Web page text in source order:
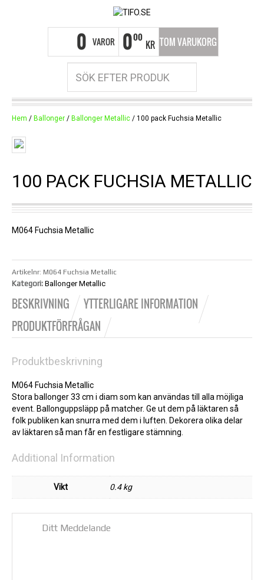
0 VAROR 000
KR TOM VARUKORG
Hem / Ballonger / Ballonger Metallic / 100 pack Fuchsia Metallic
100 PACK FUCHSIA METALLIC
M064 Fuchsia Metallic
Artikelnr: M064 Fuchsia Metallic
Kategori: Ballonger Metallic
BESKRIVNING
YTTERLIGARE INFORMATION
PRODUKTFÖRFRÅGAN
Produktbeskrivning
M064 Fuchsia Metallic
Stora ballonger 33 cm i diam som kan användas till alla möjliga
event. Ballonguppsläpp på matcher. Ge ut dem på läktaren så
folk publiken kan snurra med dem i luften. Dekorera olika delar
av läktaren så man får en festligare stämning.
Additional Information
Vikt 0.4 kg